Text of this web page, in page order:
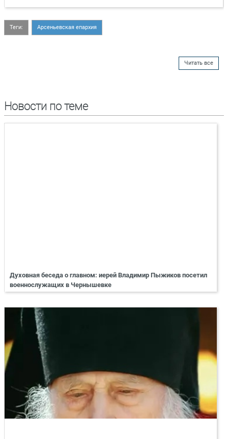
Теги: Арсеньевская епархия
Читать все
Новости по теме
Духовная беседа о главном: иерей Владимир Пыжиков посетил
военнослужащих в Чернышевке